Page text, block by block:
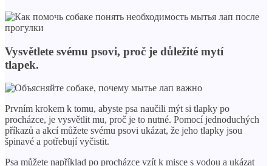
Vysvětlete svému psovi, proč je důležité mytí
tlapek.
Prvním krokem k tomu, abyste psa naučili mýt si tlapky po
procházce, je vysvětlit mu, proč je to nutné. Pomocí jednoduchých
příkazů a akcí můžete svému psovi ukázat, že jeho tlapky jsou
špinavé a potřebují vyčistit.
Psa můžete například po procházce vzít k misce s vodou a ukázat